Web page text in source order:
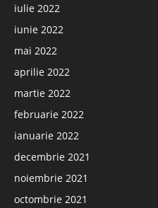
iulie 2022
iunie 2022
mai 2022
aprilie 2022
martie 2022
februarie 2022
ianuarie 2022
decembrie 2021
noiembrie 2021
octombrie 2021